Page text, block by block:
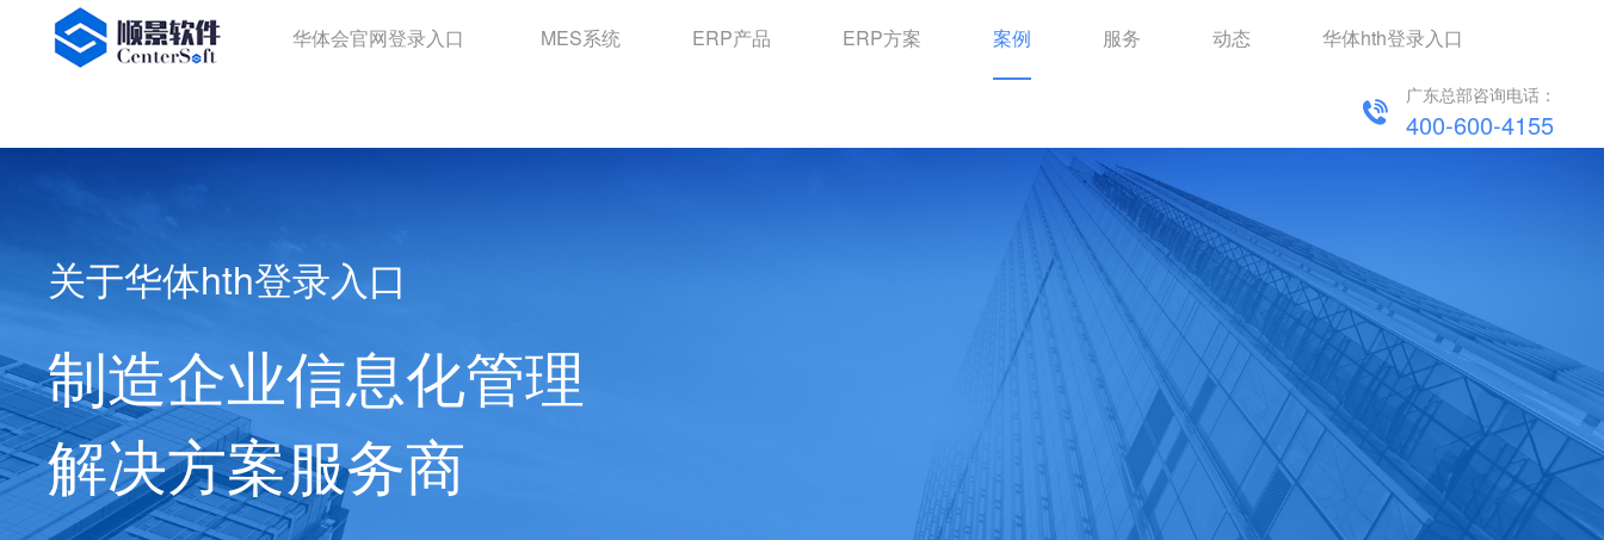
华体会官网登录入口
华体会官网登录入口 MES系统 ERP产品 ERP方案 案例 服务 动态 华体hth登录入口
广东总部咨询电话：
400-600-4155
关于华体hth登录入口
制造企业信息化管理
解决方案服务商